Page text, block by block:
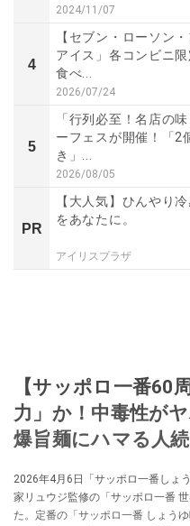
2024/11/07
4
【セブン・ローソン
アイス」各コンビニ
食べ...
2026/07/24
5
「行列必至！名店の
ーフェスが開催！「2
き」...
2026/08/05
PR
【大人気】ひんやり
をあなたに。
アイリスプラザ
【サッポロ一番60
力」か！中毒性が
爆旨麺にハマる人
2026年4月6日「サッポロ一番しょ
家リュウジ監修の「サッポロ一番
た。定番の「サッポロ一番 しょう